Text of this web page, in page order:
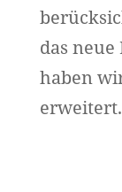
das neue
haben
erweitert.